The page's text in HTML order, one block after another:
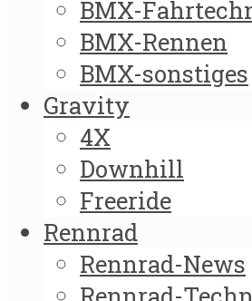
BMX-
BMX-Rennen
BMX-sonstiges
Gravity
4X
Downhill
Freeride
Rennrad
Rennrad-News